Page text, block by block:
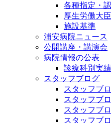
各種指定・
厚生労働大
施設基準
浦安病院ニュース
公開講座・講演会
病院情報の公表
診療科別実績
スタッフブログ
スタッフブ
スタッフブ
スタッフブ
スタッフブ